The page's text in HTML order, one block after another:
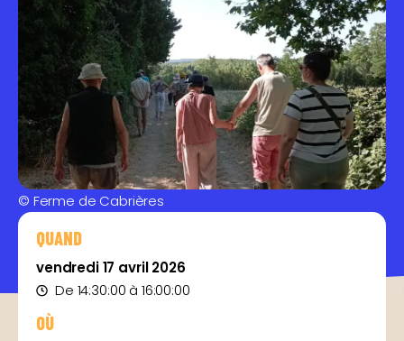
© Ferme de Cabrières
QUAND
vendredi 17 avril 2026
De 14:30:00 à 16:00:00
OÙ